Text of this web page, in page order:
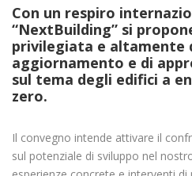
Con un respiro
“NextBuilding” si
privilegiata e altamente
aggiornamento e di
sul tema degli edifici a
zero.
Il convegno intende attivare il
sul potenziale di sviluppo nel